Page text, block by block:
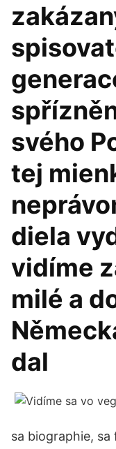
svého
tej
diela
vidíme
milé a
dal
sa biographie,